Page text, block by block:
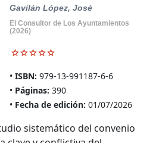
Gavilán López, José
El Consultor de Los Ayuntamientos
(2026)
ISBN: 979-13-991187-6-6
Páginas: 390
Fecha de edición: 01/07/2026
sistemático del convenio